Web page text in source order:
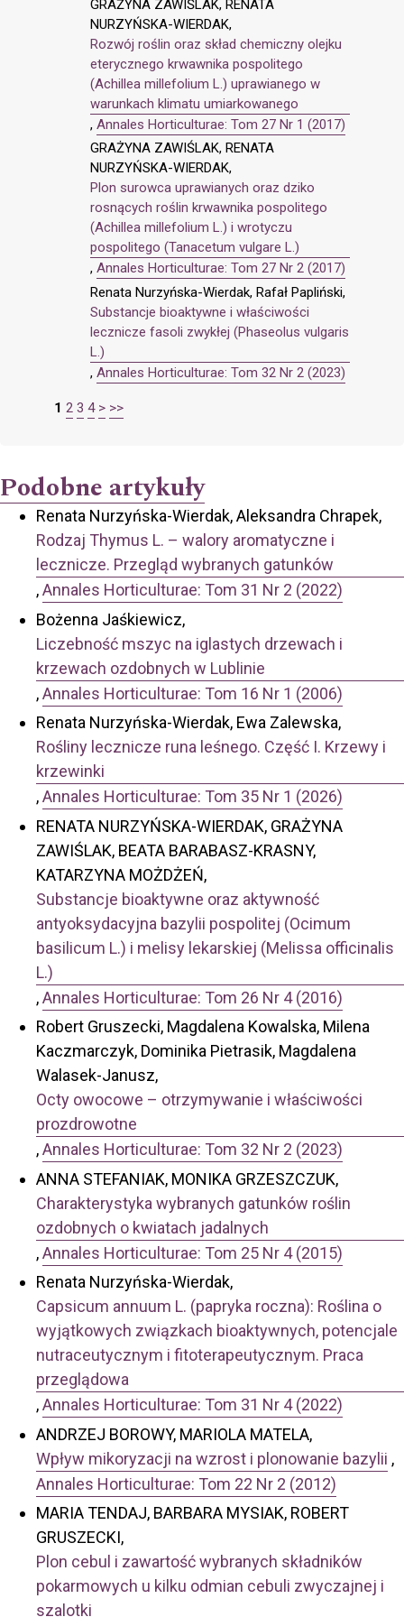
GRAŻYNA ZAWIŚLAK, RENATA
NURZYŃSKA-WIERDAK,
Rozwój roślin oraz skład chemiczny olejku
eterycznego krwawnika pospolitego
(Achillea millefolium L.) uprawianego w
warunkach klimatu umiarkowanego
, Annales Horticulturae: Tom 27 Nr 1 (2017)
GRAŻYNA ZAWIŚLAK, RENATA
NURZYŃSKA-WIERDAK,
Plon surowca uprawianych oraz dziko
rosnących roślin krwawnika pospolitego
(Achillea millefolium L.) i wrotyczu
pospolitego (Tanacetum vulgare L.)
, Annales Horticulturae: Tom 27 Nr 2 (2017)
Renata Nurzyńska-Wierdak, Rafał Papliński,
Substancje bioaktywne i właściwości
lecznicze fasoli zwykłej (Phaseolus vulgaris
L.)
, Annales Horticulturae: Tom 32 Nr 2 (2023)
1 2 3 4 > >>
Podobne artykuły
Renata Nurzyńska-Wierdak, Aleksandra Chrapek,
Rodzaj Thymus L. – walory aromatyczne i
lecznicze. Przegląd wybranych gatunków
,Annales Horticulturae: Tom 31 Nr 2 (2022)
Bożenna Jaśkiewicz,
Liczebność mszyc na iglastych drzewach i
krzewach ozdobnych w Lublinie
,Annales Horticulturae: Tom 16 Nr 1 (2006)
Renata Nurzyńska-Wierdak, Ewa Zalewska,
Rośliny lecznicze runa leśnego. Część I. Krzewy i
krzewinki
,Annales Horticulturae: Tom 35 Nr 1 (2026)
RENATA NURZYŃSKA-WIERDAK, GRAŻYNA
ZAWIŚLAK, BEATA BARABASZ-KRASNY,
KATARZYNA MOŻDŻEŃ,
Substancje bioaktywne oraz aktywność
antyoksydacyjna bazylii pospolitej (Ocimum
basilicum L.) i melisy lekarskiej (Melissa officinalis
L.)
,Annales Horticulturae: Tom 26 Nr 4 (2016)
Robert Gruszecki, Magdalena Kowalska, Milena
Kaczmarczyk, Dominika Pietrasik, Magdalena
Walasek-Janusz,
Octy owocowe – otrzymywanie i właściwości
prozdrowotne
,Annales Horticulturae: Tom 32 Nr 2 (2023)
ANNA STEFANIAK, MONIKA GRZESZCZUK,
Charakterystyka wybranych gatunków roślin
ozdobnych o kwiatach jadalnych
,Annales Horticulturae: Tom 25 Nr 4 (2015)
Renata Nurzyńska-Wierdak,
Capsicum annuum L. (papryka roczna): Roślina o
wyjątkowych związkach bioaktywnych, potencjale
nutraceutycznym i fitoterapeutycznym. Praca
przeglądowa
,Annales Horticulturae: Tom 31 Nr 4 (2022)
ANDRZEJ BOROWY, MARIOLA MATELA,
Wpływ mikoryzacji na wzrost i plonowanie bazylii ,
Annales Horticulturae: Tom 22 Nr 2 (2012)
MARIA TENDAJ, BARBARA MYSIAK, ROBERT
GRUSZECKI,
Plon cebul i zawartość wybranych składników
pokarmowych u kilku odmian cebuli zwyczajnej i
szalotki